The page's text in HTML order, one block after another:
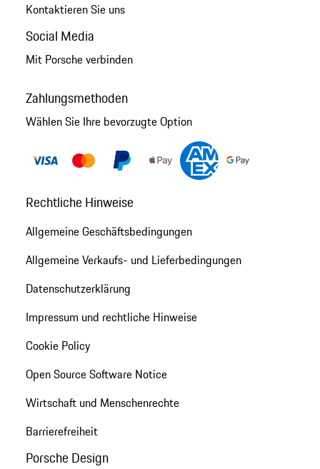
Kontaktieren Sie uns
Social Media
Mit Porsche verbinden
Zahlungsmethoden
Wählen Sie Ihre bevorzugte Option
Rechtliche Hinweise
Allgemeine Geschäftsbedingungen
Allgemeine Verkaufs- und Lieferbedingungen
Datenschutzerklärung
Impressum und rechtliche Hinweise
Cookie Policy
Open Source Software Notice
Wirtschaft und Menschenrechte
Barrierefreiheit
Porsche Design